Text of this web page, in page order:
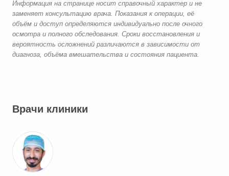
Информация на странице носит справочный характер и не
заменяет консультацию врача. Показания к операции, её
объём и доступ определяются индивидуально после очного
осмотра и полного обследования. Сроки восстановления и
вероятность осложнений различаются в зависимости от
диагноза, объёма вмешательства и состояния пациента.
Врачи клиники